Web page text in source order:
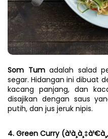
Som Tum adalah salad
segar. Hidangan ini dibuat
kacang panjang, dan
disajikan dengan saus
putih, dan jus jeruk nipis.
4. Green Curry